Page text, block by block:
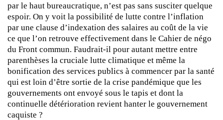
par le haut bureaucratique, n’est pas sans susciter quelque
espoir. On y voit la possibilité de lutte contre l’inflation
par une clause d’indexation des salaires au coût de la vie
ce que l’on retrouve effectivement dans le Cahier de négo
du Front commun. Faudrait-il pour autant mettre entre
parenthèses la cruciale lutte climatique et même la
bonification des services publics à commencer par la santé
qui est loin d’être sortie de la crise pandémique que les
gouvernements ont envoyé sous le tapis et dont la
continuelle détérioration revient hanter le gouvernement
caquiste ?